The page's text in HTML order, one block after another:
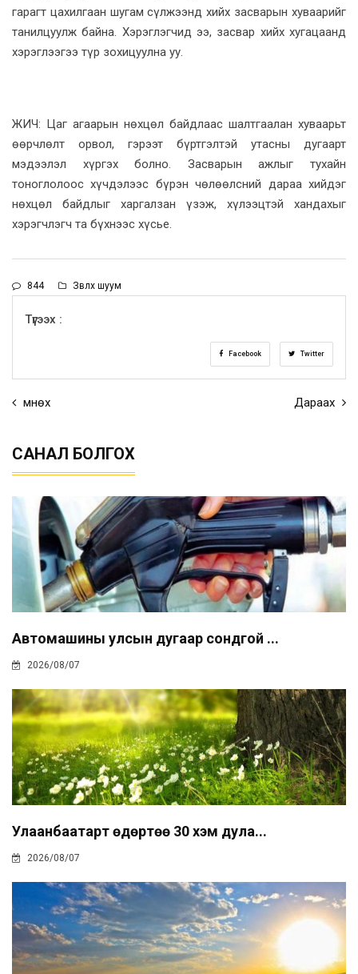
гарагт цахилгаан шугам сүлжээнд хийх засварын хуваарийг
танилцуулж байна. Хэрэглэгчид ээ, засвар хийх хугацаанд
хэрэглээгээ түр зохицуулна уу.
ЖИЧ: Цаг агаарын нөхцөл байдлаас шалтгаалан хуваарьт
өөрчлөлт орвол, гэрээт бүртгэлтэй утасны дугаарт
мэдээлэл хүргэх болно. Засварын ажлыг тухайн
тоноглолоос хүчдэлээс бүрэн чөлөөлсний дараа хийдэг
нөхцөл байдлыг харгалзан үзэж, хүлээцтэй хандахыг
хэрэгчлэгч та бүхнээс хүсье.
844 Зөвлөх шуум
Түгээх :
Facebook Twitter
Өмнөх Дараах
САНАЛ БОЛГОХ
Автомашины улсын дугаар сондгой ...
2026/08/07
Улаанбаатарт өдөртөө 30 хэм дула...
2026/08/07